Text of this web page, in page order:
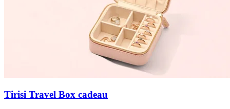
Tirisi Travel Box cadeau